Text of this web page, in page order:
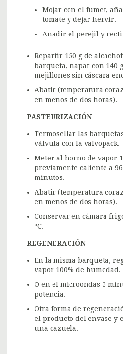
Mojar con el fumet,
tomate y dejar hervir.
Añadir el perejil y
Repartir 150 g de
barqueta, napar con 140
mejillones sin cáscara
Abatir (temperatura
en menos de dos horas).
PASTEURIZACIÓN
Termosellar las
válvula con la valvopack.
Meter al horno de vapor
previamente caliente a
minutos.
Abatir (temperatura
en menos de dos horas).
Conservar en cámara
ºC.
REGENERACIÓN
En la misma barqueta,
vapor 100% de humedad.
O en el microondas 3
potencia.
Otra forma de
el producto del envase y
una cazuela.